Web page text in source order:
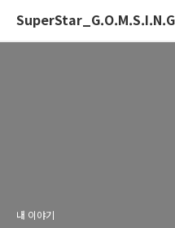
내 이야기